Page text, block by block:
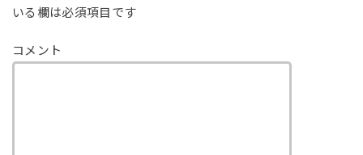
いる欄は必須項目です
コメント